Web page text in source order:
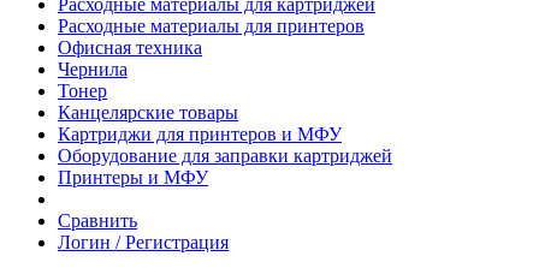
Расходные материалы для картриджей
Расходные материалы для принтеров
Офисная техника
Чернила
Тонер
Канцелярские товары
Картриджи для принтеров и МФУ
Оборудование для заправки картриджей
Принтеры и МФУ
Сравнить
Логин / Регистрация